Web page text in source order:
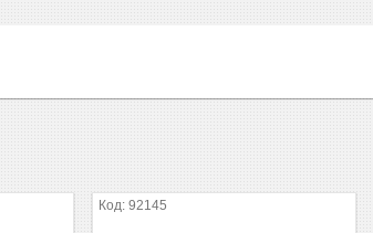
92145